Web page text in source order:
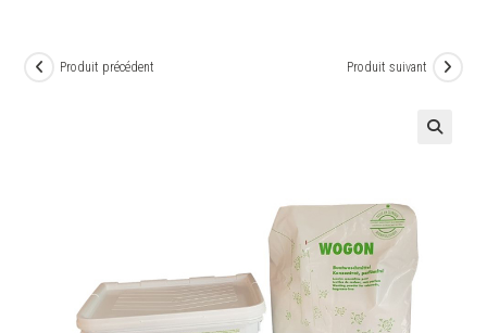
Produit précédent Produit suivant